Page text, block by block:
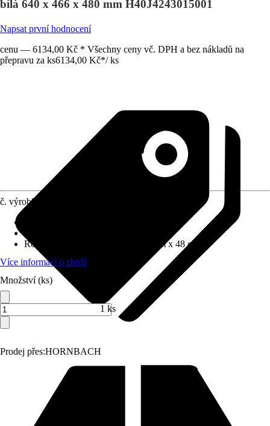
bílá 640 x 466 x 480 mm H40J4243015001
Napsat první hodnocení
cenu — 6134,00 Kč * Všechny ceny vč. DPH a bez nákladů na
přepravu za ks6134,00 Kč*/ ks
Prodej přes:HORNBACH
č. výrobku
Rozměry (ŠxVxH)
64 cm x 46.6 cm x 48 cm
Více informací o zboží
Množství (ks)
1 ks